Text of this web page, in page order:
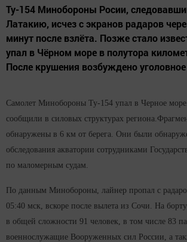
Ту-154 Минобороны Росии,
Латакию, исчез с экранов радаров
минут после взлёта. Позже стало
упал в Чёрном море в полутора
После крушения возбуждено
Самолет Минобороны Ту-154 упал в Черное
сообщили в силовых структурах
обнаружены в 6 км от берега. Они были
обследования акватории сотрудниками
по маломерным судам.
По данным Минобороны, лайнер пропал с
05:40 мск, вскоре после вылета из Сочи. На
в общей сложности 91 человек, в том числе 83
военнослужащие Вооруженных сил России, а